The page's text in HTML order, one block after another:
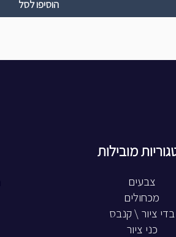
הוסיפו לסל
מובילות
צבעים
מכחולים
בדי ציור \ קנבס
כני ציור